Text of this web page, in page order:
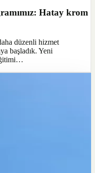
Hatay krom
düzenli hizmet
başladık. Yeni